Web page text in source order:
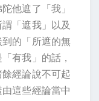
他遮了「我」
「遮我」以及
到的「所遮的無
有我」的話，
經論說不可起
這些經論當中